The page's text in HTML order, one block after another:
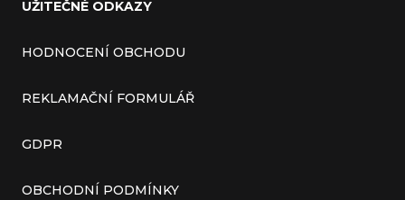
UŽITEČNÉ ODKAZY
HODNOCENÍ OBCHODU
REKLAMAČNÍ FORMULÁŘ
GDPR
OBCHODNÍ PODMÍNKY